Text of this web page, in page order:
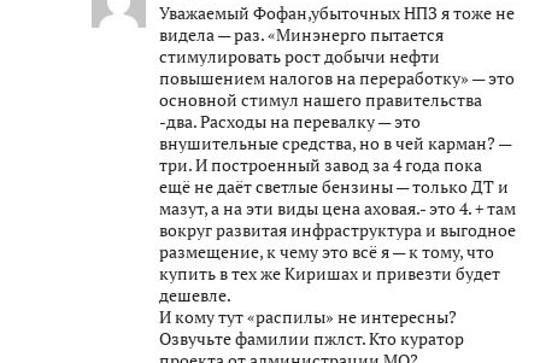
Уважаемый Фофан,убыточных НПЗ я тоже не
видела — раз. «Минэнерго пытается
стимулировать рост добычи нефти
повышением налогов на переработку» — это
основной стимул нашего правительства
-два. Расходы на перевалку — это
внушительные средства, но в чей карман? —
три. И построенный завод за 4 года пока
ещё не даёт светлые бензины — только ДТ и
мазут, а на эти виды цена аховая.- это 4. + там
вокруг развитая инфраструктура и выгодное
размещение, к чему это всё я — к тому, что
купить в тех же Киришах и привезти будет
дешевле.
И кому тут «распилы» не интересны?
Озвучьте фамилии пжлст. Кто куратор